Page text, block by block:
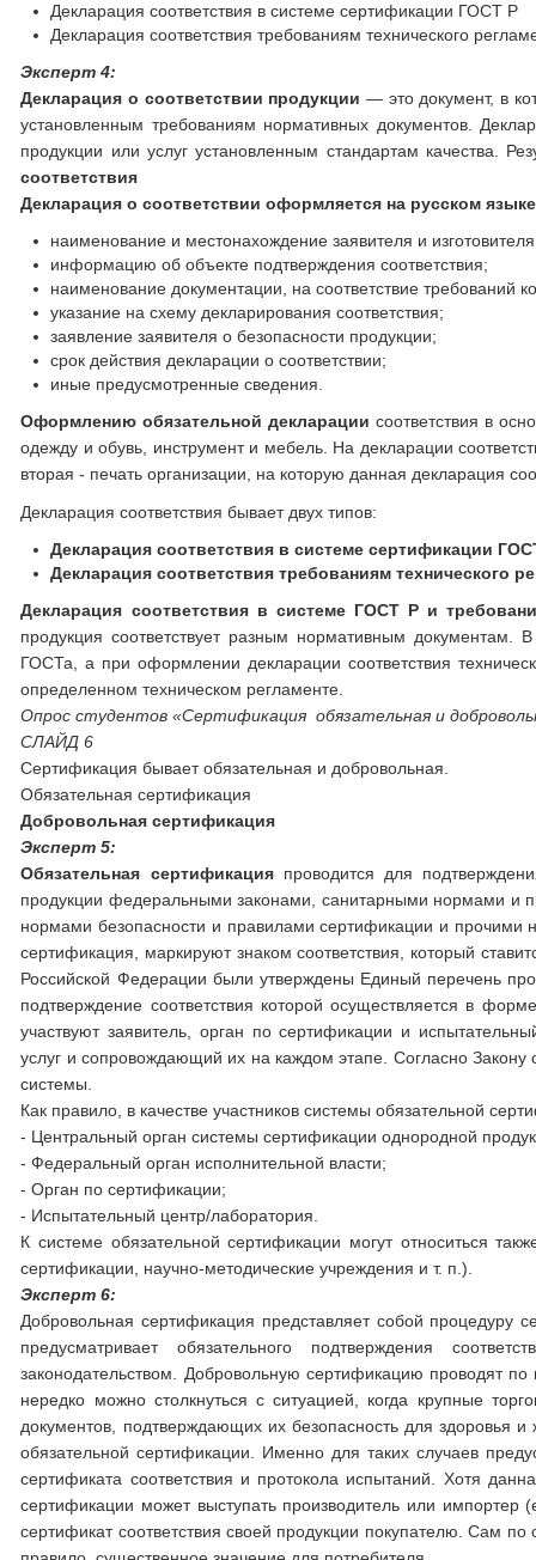
Декларация соответствия в системе сертификации ГОСТ Р
Декларация соответствия требованиям технического
Эксперт 4:
Декларация о соответствии продукции — это документ, в
установленным требованиям нормативных документов.
продукции или услуг установленным стандартам качества.
соответствия
Декларация о соответствии оформляется на русском
наименование и местонахождение заявителя и
информацию об объекте подтверждения соответствия;
наименование документации, на соответствие требований
указание на схему декларирования соответствия;
заявление заявителя о безопасности продукции;
срок действия декларации о соответствии;
иные предусмотренные сведения.
Оформлению обязательной декларации соответствия в
одежду и обувь, инструмент и мебель. На декларации
вторая - печать организации, на которую данная декларация
Декларация соответствия бывает двух типов:
Декларация соответствия в системе сертификации
Декларация соответствия требованиям технического
Декларация соответствия в системе ГОСТ Р и
продукция соответствует разным нормативным
ГОСТа, а при оформлении декларации соответствия
определенном техническом регламенте.
Опрос студентов «Сертификация обязательная и
СЛАЙД 6
Сертификация бывает обязательная и добровольная.
Обязательная сертификация
Добровольная сертификация
Эксперт 5:
Обязательная сертификацияпроводится для
продукции федеральными законами, санитарными нормами и
нормами безопасности и правилами сертификации и прочими
сертификация, маркируют знаком соответствия, который
Российской Федерации были утверждены Единый перечень
подтверждение соответствия которой осуществляется в
участвуют заявитель, орган по сертификации и
услуг и сопровождающий их на каждом этапе. Согласно Закону
системы.
Как правило, в качестве участников системы обязательной
- Центральный орган системы сертификации однородной
- Федеральный орган исполнительной власти;
- Орган по сертификации;
- Испытательный центр/лаборатория.
К системе обязательной сертификации могут относиться
сертификации, научно-методические учреждения и т. п.).
Эксперт 6:
Добровольная сертификация представляет собой процедуру
предусматривает обязательного подтверждения
законодательством. Добровольную сертификацию проводят
нередко можно столкнуться с ситуацией, когда крупные
документов, подтверждающих их безопасность для
обязательной сертификации. Именно для таких случаев
сертификата соответствия и протокола испытаний. Хотя
сертификации может выступать производитель или
сертификат соответствия своей продукции покупателю. Сам